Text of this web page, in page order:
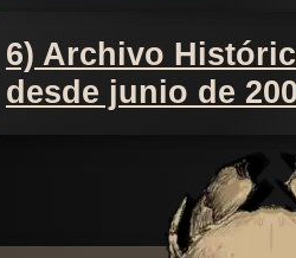
6) Archivo
desde junio de